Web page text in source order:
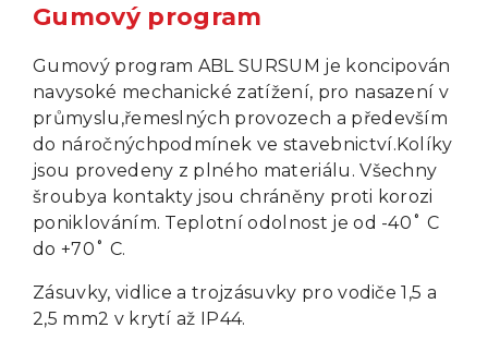
Gumový program
Gumový program ABL SURSUM je koncipován
navysoké mechanické zatížení, pro nasazení v
průmyslu,řemeslných provozech a především
do náročnýchpodmínek ve stavebnictví.Kolíky
jsou provedeny z plného materiálu. Všechny
šroubya kontakty jsou chráněny proti korozi
poniklováním. Teplotní odolnost je od -40˚ C
do +70˚ C.
Zásuvky, vidlice a trojzásuvky pro vodiče 1,5 a
2,5 mm2 v krytí až IP44.